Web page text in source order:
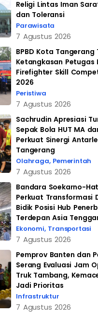
Religi Lintas Iman
dan Toleransi
Parawisata
7 Agustus 2026
BPBD Kota Tangerang
Ketangkasan Petugas
Firefighter Skill
2026
Peristiwa
7 Agustus 2026
Sachrudin Apresiasi
Sepak Bola HUT MA
Perkuat Sinergi
Tangerang
Olahraga, Pemerintah
7 Agustus 2026
Bandara Soekarno-
Perkuat Transformasi
Bidik Posisi Hub
Terdepan Asia
Ekonomi, Transportasi
7 Agustus 2026
Pemprov Banten dan
Serang Evaluasi Jam
Truk Tambang,
Jadi Prioritas
Infrastruktur
7 Agustus 2026